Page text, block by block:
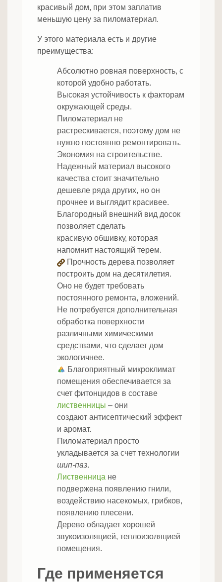
красивый дом, при этом заплатив
меньшую цену за пиломатериал.
У этого материала есть и другие
преимущества:
Абсолютно ровная поверхность, с
которой удобно работать.
Высокая устойчивость к факторам
окружающей среды.
Пиломатериал не
растрескивается, поэтому дом не
нужно постоянно ремонтировать.
Экономия на строительстве.
Надежный материал высокого
качества стоит значительно
дешевле ряда других, но он
прочнее и выглядит красивее.
Благородный внешний вид досок
позволяет сделать
красивую обшивку, которая
напомнит настоящий терем.
Прочность дерева позволяет
построить дом на десятилетия.
Оно не будет требовать
постоянного ремонта, вложений.
Не потребуется дополнительная
обработка поверхности
различными химическими
средствами, что сделает дом
экологичнее.
Благоприятный микроклимат
помещения обеспечивается за
счет фитонцидов в составе
лиственницы – они
создают антисептический эффект
и аромат.
Пиломатериал просто
укладывается за счет технологии
шип-паз.
Лиственница не
подвержена появлению гнили,
воздействию насекомых, грибков,
появлению плесени.
Дерево обладает хорошей
звукоизоляцией, теплоизоляцией
помещения.
Где применяется